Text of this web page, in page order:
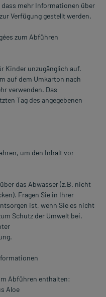
mehr Informationen über
Verfügung gestellt werden.
zum Abführen
Kinder unzugänglich auf.
auf dem Umkarton nach
verwenden. Das
Tag des angegebenen
um den Inhalt vor
das Abwasser (z.B. nicht
Fragen Sie in Ihrer
ist, wenn Sie es nicht
Schutz der Umwelt bei.
Abführen enthalten:
Aloe